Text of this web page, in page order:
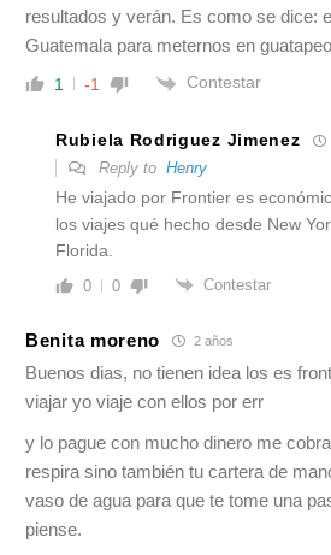
resultados y verán. Es como se dice:
Guatemala para meternos en
1 -1 Contestar
Rubiela Rodriguez Jimenez
Reply to Henry
He viajado por Frontier es
los viajes qué hecho desde New
Florida.
0 0 Contestar
Benita moreno 2 años
Buenos dias, no tienen idea los es
viajar yo viaje con ellos por err
y lo pague con mucho dinero me
respira sino también tu cartera de
vaso de agua para que te tome una
piense.